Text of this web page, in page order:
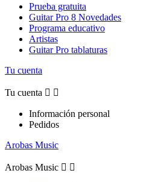
Prueba gratuita
Guitar Pro 8 Novedades
Programa educativo
Artistas
Guitar Pro tablaturas
Tu cuenta
Tu cuenta  
Información personal
Pedidos
Arobas Music
Arobas Music  